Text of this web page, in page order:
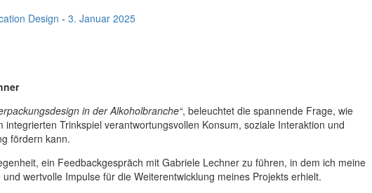
Design - 3. Januar 2025
in der Alkoholbranche“, beleuchtet die spannende Frage, wie
integrierten Trinkspiel verantwortungsvollen Konsum, soziale Interaktion und
fördern kann.
ein Feedbackgespräch mit Gabriele Lechner zu führen, in dem ich meine
wertvolle Impulse für die Weiterentwicklung meines Projekts erhielt.